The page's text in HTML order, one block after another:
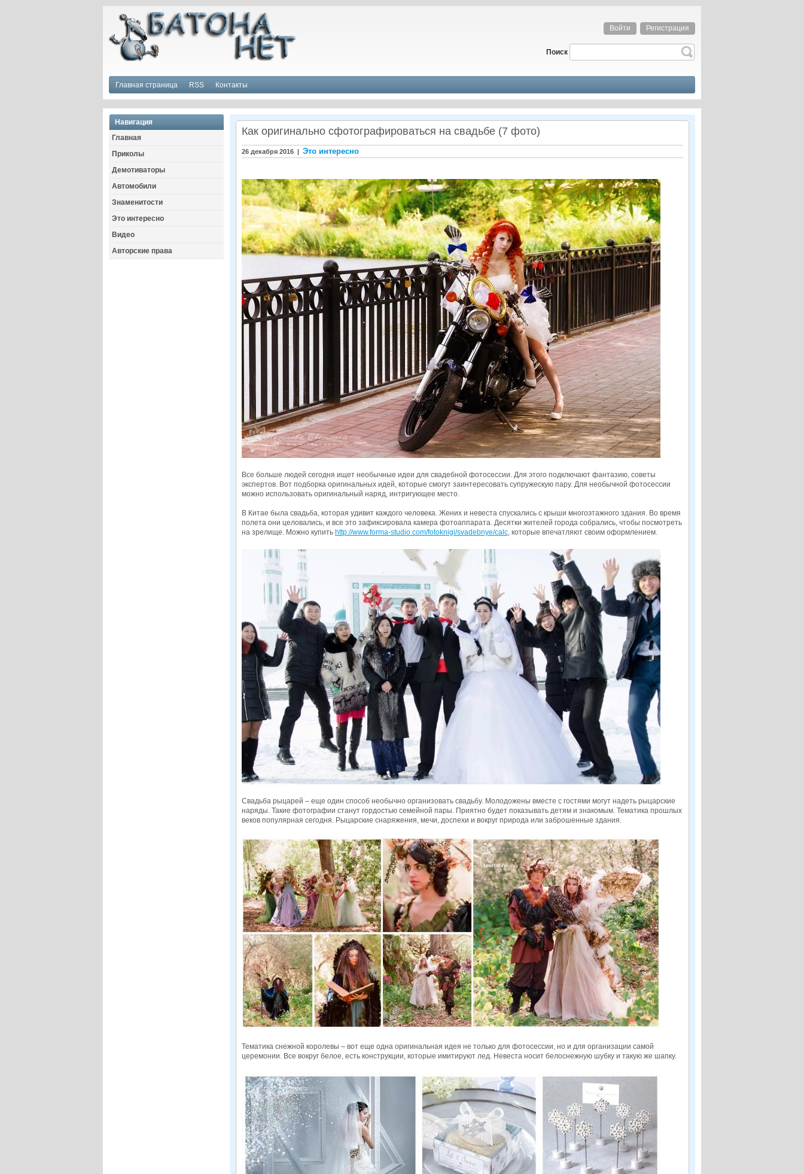
Войти Регистрация
Поиск
Главная страница RSS Контакты
Навигация
Главная
Приколы
Демотиваторы
Автомобили
Знаменитости
Это интересно
Видео
Авторские права
Как оригинально сфотографироваться на свадьбе (7 фото)
26 декабря 2016 | Это интересно
Все больше людей сегодня ищет необычные идеи для свадебной фотосессии. Для этого подключают фантазию, советы
экспертов. Вот подборка оригинальных идей, которые смогут заинтересовать супружескую пару. Для необычной фотосессии
можно использовать оригинальный наряд, интригующее место.
В Китае была свадьба, которая удивит каждого человека. Жених и невеста спускались с крыши многоэтажного здания. Во время
полета они целовались, и все это зафиксировала камера фотоаппарата. Десятки жителей города собрались, чтобы посмотреть
на зрелище. Можно купить http://www.forma-studio.com/fotoknigi/svadebnye/calc, которые впечатляют своим оформлением.
Свадьба рыцарей – еще один способ необычно организовать свадьбу. Молодожены вместе с гостями могут надеть рыцарские
наряды. Такие фотографии станут гордостью семейной пары. Приятно будет показывать детям и знакомым. Тематика прошлых
веков популярная сегодня. Рыцарские снаряжения, мечи, доспехи и вокруг природа или заброшенные здания.
Тематика снежной королевы – вот еще одна оригинальная идея не только для фотосессии, но и для организации самой
церемонии. Все вокруг белое, есть конструкции, которые имитируют лед. Невеста носит белоснежную шубку и такую же шапку.